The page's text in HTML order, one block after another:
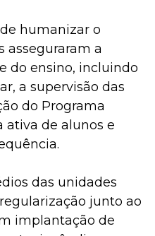
humanizar o
asseguraram a
do ensino, incluindo
a supervisão das
do Programa
ativa de alunos e
das unidades
junto ao
implantação de